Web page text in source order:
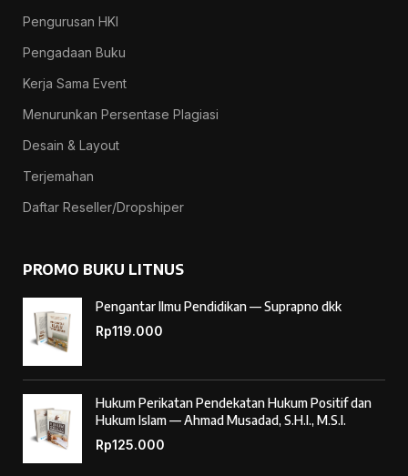
Pengurusan HKI
Pengadaan Buku
Kerja Sama Event
Menurunkan Persentase Plagiasi
Desain & Layout
Terjemahan
Daftar Reseller/Dropshiper
PROMO BUKU LITNUS
Pengantar Ilmu Pendidikan — Suprapno dkk
Rp119.000
Hukum Perikatan Pendekatan Hukum Positif dan
Hukum Islam — Ahmad Musadad, S.H.I., M.S.I.
Rp125.000